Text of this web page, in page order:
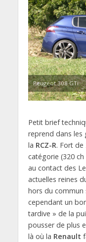
Peugeot 308 GTi
Petit brief
reprend dans les
la RCZ-R. Fort de
catégorie (320
au contact des
actuelles reines
hors du commun
cependant un
tardive » de la
pousser de plus
là où la Renault